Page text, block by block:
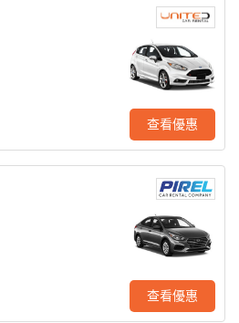
查看優惠
查看優惠